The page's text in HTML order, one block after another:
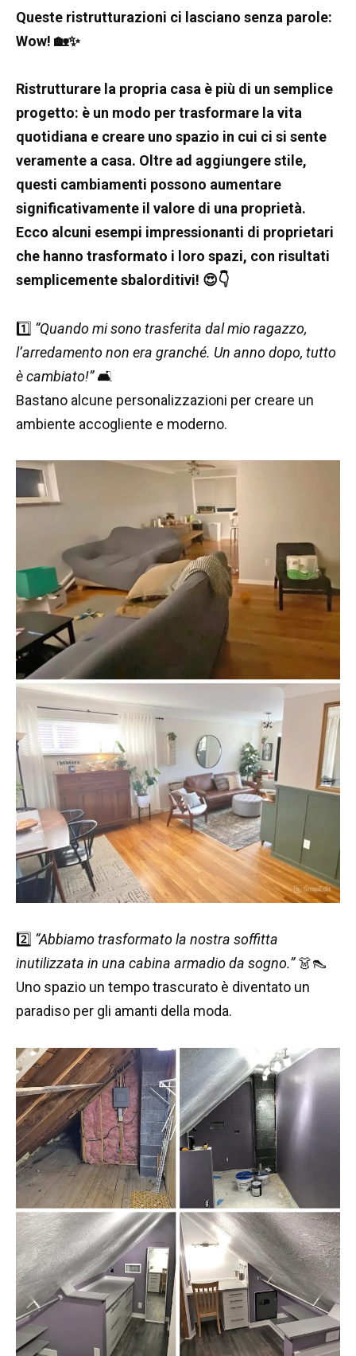
Queste ristrutturazioni ci lasciano senza parole:
Wow! 🏡✨
Ristrutturare la propria casa è più di un semplice
progetto: è un modo per trasformare la vita
quotidiana e creare uno spazio in cui ci si sente
veramente a casa. Oltre ad aggiungere stile,
questi cambiamenti possono aumentare
significativamente il valore di una proprietà.
Ecco alcuni esempi impressionanti di proprietari
che hanno trasformato i loro spazi, con risultati
semplicemente sbalorditivi! 😍👇
1️⃣ “Quando mi sono trasferita dal mio ragazzo,
l’arredamento non era granché. Un anno dopo, tutto
è cambiato!”🛋️
Bastano alcune personalizzazioni per creare un
ambiente accogliente e moderno.
2️⃣ “Abbiamo trasformato la nostra soffitta
inutilizzata in una cabina armadio da sogno.”👗👠
Uno spazio un tempo trascurato è diventato un
paradiso per gli amanti della moda.